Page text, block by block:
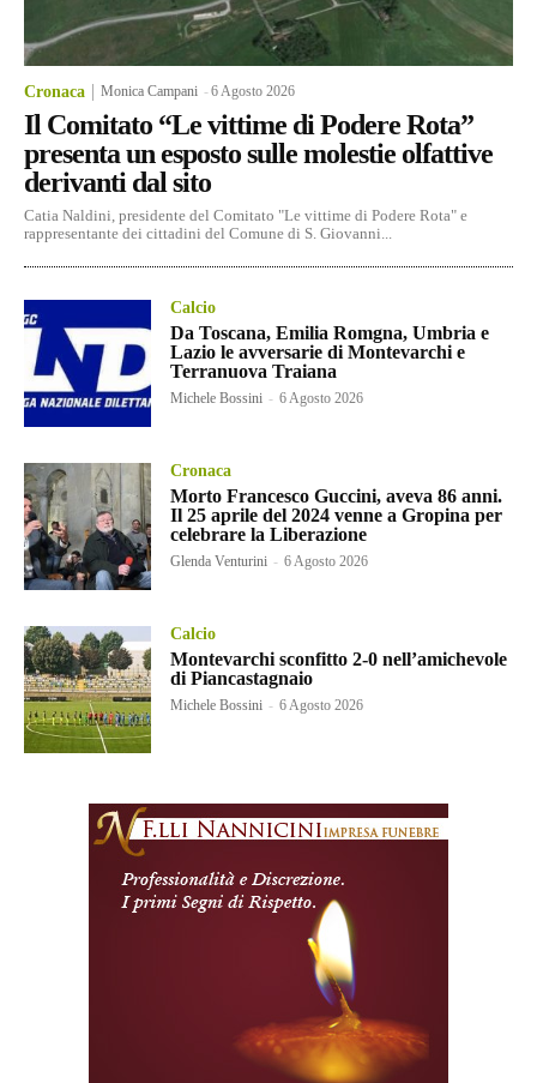
Cronaca Monica Campani -6 Agosto 2026
Il Comitato “Le vittime di Podere Rota”
presenta un esposto sulle molestie olfattive
derivanti dal sito
Catia Naldini, presidente del Comitato "Le vittime di Podere Rota" e
rappresentante dei cittadini del Comune di S. Giovanni...
Calcio
Da Toscana, Emilia Romgna, Umbria e
Lazio le avversarie di Montevarchi e
Terranuova Traiana
Michele Bossini - 6 Agosto 2026
Cronaca
Morto Francesco Guccini, aveva 86 anni.
Il 25 aprile del 2024 venne a Gropina per
celebrare la Liberazione
Glenda Venturini - 6 Agosto 2026
Calcio
Montevarchi sconfitto 2-0 nell’amichevole
di Piancastagnaio
Michele Bossini - 6 Agosto 2026